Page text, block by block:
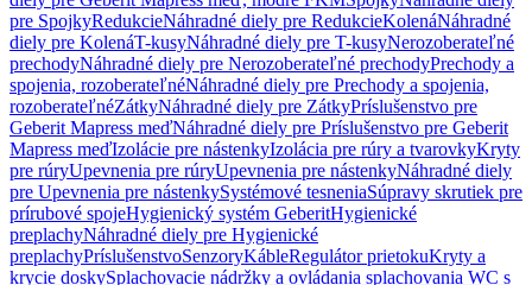
pre SpojkyRedukcieNáhradné diely pre RedukcieKolenáNáhradné
diely pre KolenáT-kusyNáhradné diely pre T-kusyNerozoberateľné
prechodyNáhradné diely pre Nerozoberateľné prechodyPrechody a
spojenia, rozoberateľnéNáhradné diely pre Prechody a spojenia,
rozoberateľnéZátkyNáhradné diely pre ZátkyPríslušenstvo pre
Geberit Mapress meďNáhradné diely pre Príslušenstvo pre Geberit
Mapress meďIzolácie pre nástenkyIzolácia pre rúry a tvarovkyKryty
pre rúryUpevnenia pre rúryUpevnenia pre nástenkyNáhradné diely
pre Upevnenia pre nástenkySystémové tesneniaSúpravy skrutiek pre
prírubové spojeHygienický systém GeberitHygienické
preplachyNáhradné diely pre Hygienické
preplachyPríslušenstvoSenzoryKábleRegulátor prietokuKryty a
krycie doskySplachovacie nádržky a ovládania splachovania WC s